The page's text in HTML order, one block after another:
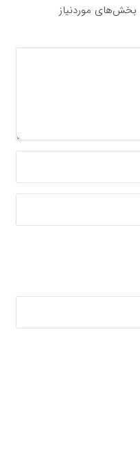
بخش‌های موردنیاز